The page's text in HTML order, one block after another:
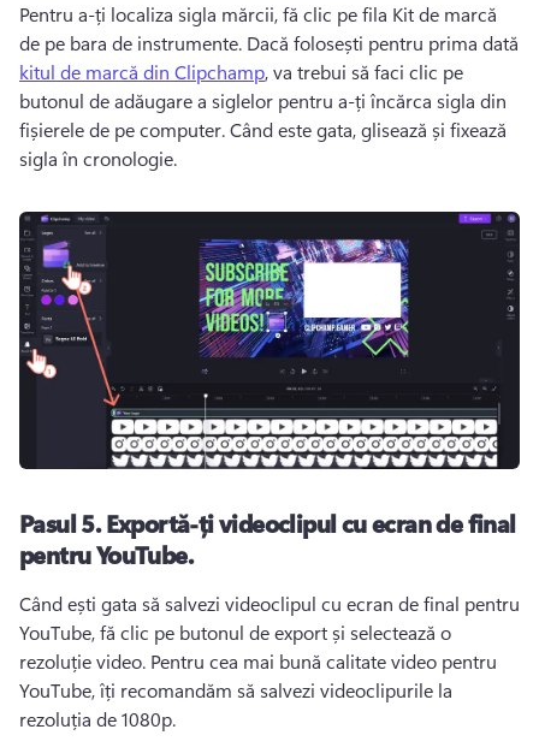
Pentru a-ți localiza sigla mărcii, fă clic pe fila Kit de marcă
de pe bara de instrumente.
kitul de marcă din Clipchamp, va trebui să faci clic pe
butonul de adăugare a siglelor pentru a-ți încărca sigla din
fișierele de pe computer. Când este gata, glisează și fixează
sigla în cronologie.
Pasul 5.Exportă-ți videoclipul cu ecran de final
pentru YouTube.
Când ești gata să salvezi videoclipul cu ecran de final pentru
YouTube, fă clic pe butonul de export și selectează o
rezoluție video. Pentru cea mai bună calitate video pentru
YouTube, îți recomandăm să salvezi videoclipurile la
rezoluția de 1080p.